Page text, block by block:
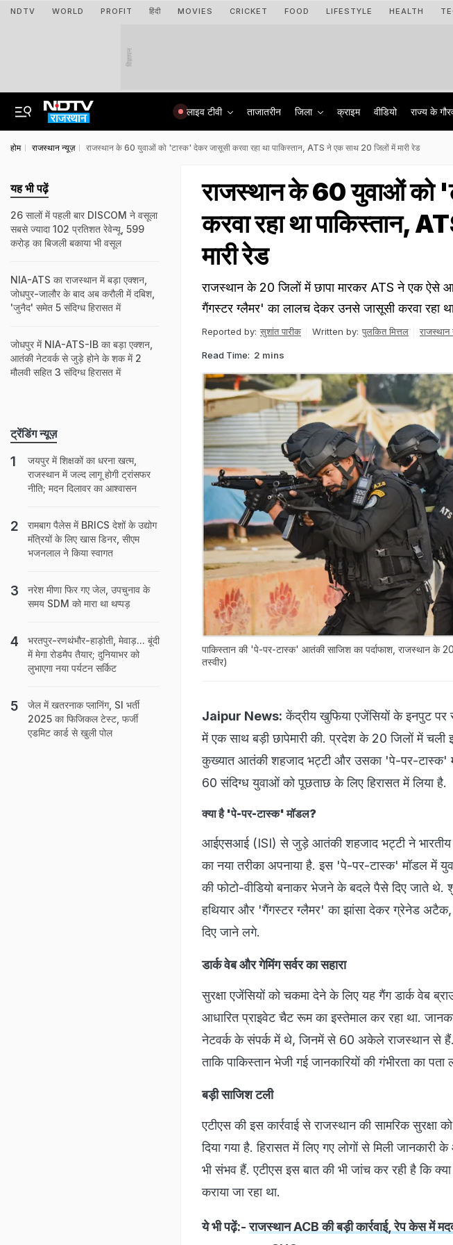
NDTV WORLD PROFIT हिंदी MOVIES CRICKET FOOD LIFESTYLE HEALTH
विज्ञापन
लाइव टीवी ताजातरीन जिला क्राइम वीडियो राज्‍य के
होम राजस्थान न्यूज़ राजस्थान के 60 युवाओं को 'टास्क' देकर जासूसी करवा रहा था पाकिस्तान, ATS ने एक साथ 20 जिलों में मारी रेड
राजस्थान के 60 युवाओं को
करवा रहा था पाकिस्तान,
मारी रेड
राजस्थान के 20 जिलों में छापा मारकर ATS ने एक ऐसे
गैंगस्टर ग्लैमर' का लालच देकर उनसे जासूसी करवा रहा
Reported by: सुशांत पारीक Written by: पुलकित मित्तल राजस्थान
Read Time: 2 mins
पाकिस्तान की 'पे-पर-टास्क' आतंकी साजिश का पर्दाफाश, राजस्थान के
तस्वीर)
Jaipur News: केंद्रीय खुफिया एजेंसियों के इनपुट पर
में एक साथ बड़ी छापेमारी की. प्रदेश के 20 जिलों में चली
कुख्यात आतंकी शहजाद भट्टी और उसका 'पे-पर-टास्क'
60 संदिग्ध युवाओं को पूछताछ के लिए हिरासत में लिया है.
क्या है 'पे-पर-टास्क' मॉडल?
आईएसआई (ISI) से जुड़े आतंकी शहजाद भट्टी ने भारतीय
का नया तरीका अपनाया है. इस 'पे-पर-टास्क' मॉडल में
की फोटो-वीडियो बनाकर भेजने के बदले पैसे दिए जाते
हथियार और 'गैंगस्टर ग्लैमर' का झांसा देकर ग्रेनेड
दिए जाने लगे.
डार्क वेब और गेमिंग सर्वर का सहारा
सुरक्षा एजेंसियों को चकमा देने के लिए यह गैंग डार्क वेब
आधारित प्राइवेट चैट रूम का इस्तेमाल कर रहा था.
नेटवर्क के संपर्क में थे, जिनमें से 60 अकेले राजस्थान से
ताकि पाकिस्तान भेजी गई जानकारियों की गंभीरता का
बड़ी साजिश टली
एटीएस की इस कार्रवाई से राजस्थान की सामरिक
दिया गया है. हिरासत में लिए गए लोगों से मिली जानकारी
भी संभव हैं. एटीएस इस बात की भी जांच कर रही है कि
कराया जा रहा था.
ये भी पढ़ें:-राजस्थान ACB की बड़ी कार्रवाई, रेप केस में
यह भी पढ़ें
26 सालों में पहली बार DISCOM ने वसूला
सबसे ज्यादा 102 प्रतिशत रेवेन्यू, 599
करोड़ का बिजली बकाया भी वसूल
NIA-ATS का राजस्थान में बड़ा एक्शन,
जोधपुर-जालौर के बाद अब करौली में दबिश,
'जुनैद' समेत 5 संदिग्ध हिरासत में
जोधपुर में NIA-ATS-IB का बड़ा एक्शन,
आतंकी नेटवर्क से जुड़े होने के शक में 2
मौलवी सहित 3 संदिग्ध हिरासत में
ट्रेंडिंग न्यूज़
जयपुर में शिक्षकों का धरना खत्म,
राजस्थान में जल्द लागू होगी ट्रांसफर
नीति; मदन दिलावर का आश्वासन
रामबाग पैलेस में BRICS देशों के उद्योग
मंत्रियों के लिए खास डिनर, सीएम
भजनलाल ने किया स्वागत
नरेश मीणा फिर गए जेल, उपचुनाव के
समय SDM को मारा था थप्पड़
भरतपुर-रणथंभौर-हाड़ोती, मेवाड़... बूंदी
में मेगा रोडमैप तैयार; दुनियाभर को
लुभाएगा नया पर्यटन सर्किट
जेल में खतरनाक प्लानिंग, SI भर्ती
2025 का फिजिकल टेस्ट, फर्जी
एडमिट कार्ड से खुली पोल